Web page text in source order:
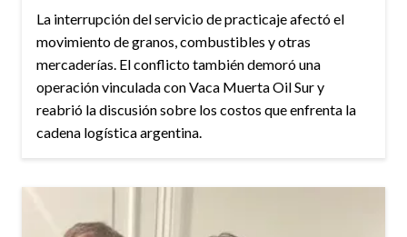
La interrupción del servicio de practicaje afectó el
movimiento de granos, combustibles y otras
mercaderías. El conflicto también demoró una
operación vinculada con Vaca Muerta Oil Sur y
reabrió la discusión sobre los costos que enfrenta la
cadena logística argentina.